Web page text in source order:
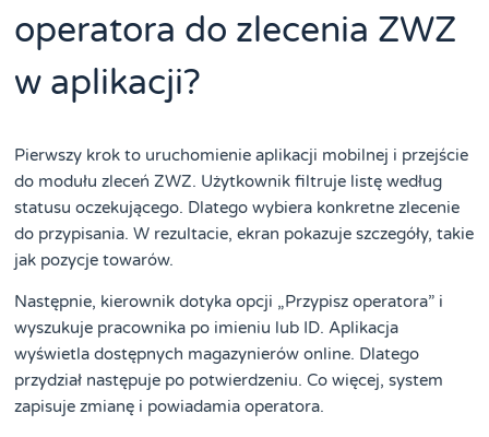
operatora do zlecenia ZWZ
w aplikacji?
Pierwszy krok to uruchomienie aplikacji mobilnej i przejście
do modułu zleceń ZWZ. Użytkownik filtruje listę według
statusu oczekującego. Dlatego wybiera konkretne zlecenie
do przypisania. W rezultacie, ekran pokazuje szczegóły, takie
jak pozycje towarów.
Następnie, kierownik dotyka opcji „Przypisz operatora” i
wyszukuje pracownika po imieniu lub ID. Aplikacja
wyświetla dostępnych magazynierów online. Dlatego
przydział następuje po potwierdzeniu. Co więcej, system
zapisuje zmianę i powiadamia operatora.